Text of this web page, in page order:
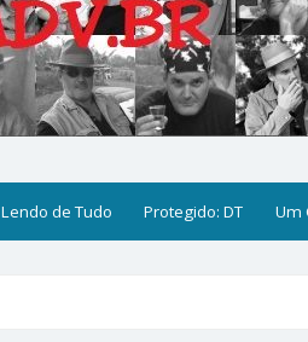
Lendo de Tudo Protegido: DT Um